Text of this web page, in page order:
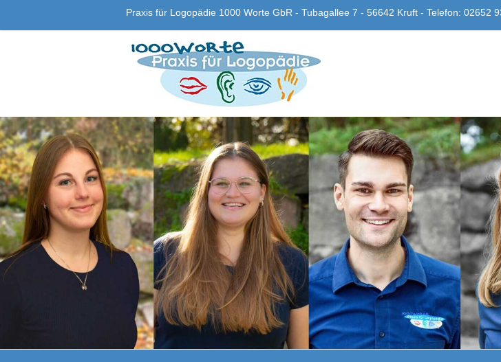
Praxis für Logopädie 1000 Worte GbR - Tubagallee 7 - 56642 Kruft - Telefon: 02652
Praxis
Logopädie
1000
Worte
GbR